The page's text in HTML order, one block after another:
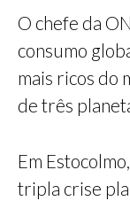
O chefe da
consumo
mais ricos do
de três
Em
tripla crise